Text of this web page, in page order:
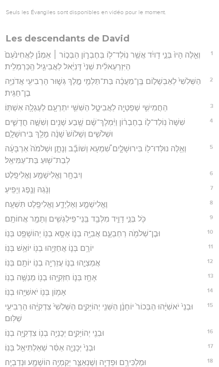
Seuls les Évangiles sont disponibles en vidéo pour le moment.
Les descendants de David
1
וְאֵ֤לֶּה הָיוּ֙ בְּנֵ֣י דָויִ֔ד אֲשֶׁ֥ר נֽוֹלַד־ל֖וֹ בְּחֶבְר֑וֹן הַבְּכ֣וֹר ׀ אַמְנֹ֗ן לַאֲחִינֹ֙עַם֙
הַיִּזְרְעֵאלִ֔ית שֵׁנִי֙ דָּנִיֵּ֔אל לַאֲבִיגַ֖יִל הַֽכַּרְמְלִֽית׃
2
הַשְּׁלִשִׁי֙ לְאַבְשָׁל֣וֹם בֶּֽן־מַעֲכָ֔ה בַּת־תַּלְמַ֖י מֶ֣לֶךְ גְּשׁ֑וּר הָרְבִיעִ֖י אֲדֹנִיָּ֥ה
בֶן־חַגִּֽית׃
3 הַחֲמִישִׁ֥י שְׁפַטְיָ֖ה לַאֲבִיטָ֑ל הַשִּׁשִּׁ֥י יִתְרְעָ֖ם לְעֶגְלָ֥ה אִשְׁתּֽוֹ׃
4
שִׁשָּׁה֙ נֽוֹלַד־ל֣וֹ בְחֶבְר֔וֹן וַיִּ֨מְלָךְ־שָׁ֔ם שֶׁ֥בַע שָׁנִ֖ים וְשִׁשָּׁ֣ה חֳדָשִׁ֑ים
וּשְׁלֹשִׁ֤ים וְשָׁלוֹשׁ֙ שָׁנָ֔ה מָלַ֖ךְ בִּירוּשָׁלִָֽם׃
5
וְאֵ֥לֶּה נוּלְּדוּ־ל֖וֹ בִּירוּשָׁלָ֑יִם שִׁ֠מְעָא וְשׁוֹבָ֞ב וְנָתָ֤ן וּשְׁלֹמֹה֙ אַרְבָּעָ֔ה
לְבַת־שׁ֖וּעַ בַּת־עַמִּיאֵֽל׃
6 וְיִבְחָ֥ר וֶאֱלִישָׁמָ֖ע וֶאֱלִיפָֽלֶט׃
7 וְנֹ֥גַהּ וְנֶ֖פֶג וְיָפִֽיעַ׃
8 וֶאֱלִישָׁמָ֧ע וְאֶלְיָדָ֛ע וֶאֱלִיפֶ֖לֶט תִּשְׁעָֽה׃
9 כֹּ֖ל בְּנֵ֣י דָוִ֑יד מִלְּבַ֥ד בְּֽנֵי־פִֽילַגְשִׁ֖ים וְתָמָ֥ר אֲחוֹתָֽם׃
10 וּבֶן־שְׁלֹמֹ֖ה רְחַבְעָ֑ם אֲבִיָּ֥ה בְנ֛וֹ אָסָ֥א בְנ֖וֹ יְהוֹשָׁפָ֥ט בְּנֽוֹ׃
11 יוֹרָ֥ם בְּנ֛וֹ אֲחַזְיָ֥הוּ בְנ֖וֹ יוֹאָ֥שׁ בְּנֽוֹ׃
12 אֲמַצְיָ֧הוּ בְנ֛וֹ עֲזַרְיָ֥ה בְנ֖וֹ יוֹתָ֥ם בְּנֽוֹ׃
13 אָחָ֥ז בְּנ֛וֹ חִזְקִיָּ֥הוּ בְנ֖וֹ מְנַשֶּׁ֥ה בְנֽוֹ׃
14 אָמ֥וֹן בְּנ֖וֹ יֹאשִׁיָּ֥הוּ בְנֽוֹ׃
15
וּבְנֵי֙ יֹאשִׁיָּ֔הוּ הַבְּכוֹר֙ יוֹחָנָ֔ן הַשֵּׁנִ֖י יְהוֹיָקִ֑ים הַשְּׁלִשִׁי֙ צִדְקִיָּ֔הוּ הָרְבִיעִ֖י
שַׁלּֽוּם׃
16 וּבְנֵ֖י יְהוֹיָקִ֑ים יְכָנְיָ֥ה בְנ֖וֹ צִדְקִיָּ֥ה בְנֽוֹ׃
17 וּבְנֵי֙ יְכָנְיָ֣ה אַסִּ֔ר שְׁאַלְתִּיאֵ֖ל בְּנֽוֹ׃
18 וּמַלְכִּירָ֥ם וּפְדָיָ֖ה וְשֶׁנְאַצַּ֑ר יְקַמְיָ֥ה הוֹשָׁמָ֖ע וּנְדַבְיָֽה׃